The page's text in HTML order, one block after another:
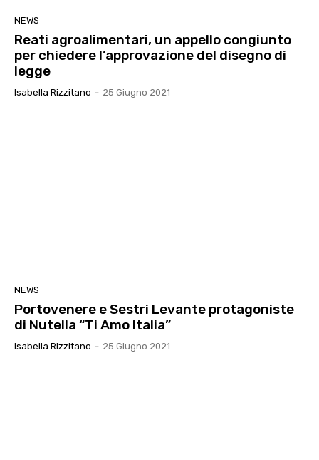
NEWS
Reati agroalimentari, un appello congiunto
per chiedere l’approvazione del disegno di
legge
Isabella Rizzitano - 25 Giugno 2021
NEWS
Portovenere e Sestri Levante protagoniste
di Nutella “Ti Amo Italia”
Isabella Rizzitano - 25 Giugno 2021